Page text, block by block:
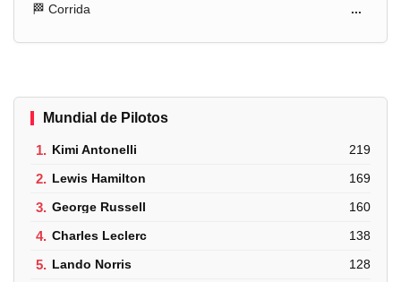
🏁 Corrida ...
Mundial de Pilotos
1. Kimi Antonelli 219
2. Lewis Hamilton 169
3. George Russell 160
4. Charles Leclerc 138
5. Lando Norris 128